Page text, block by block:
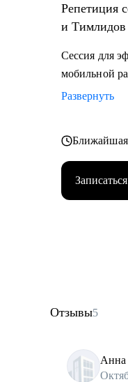
Репетиция
и Тимлидов
Сессия для
мобильной
Развернуть
Ближайшая
Записаться
Отзывы5
Анна